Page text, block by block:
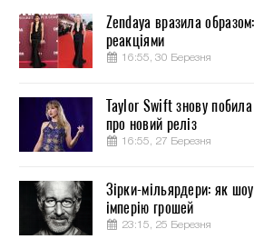
Zendaya вразила
реакціями
16:55, 30 Березня
Taylor Swift знову
про новий реліз
16:55, 27 Березня
Зірки-мільярдери: як
імперію грошей
23:15, 25 Березня